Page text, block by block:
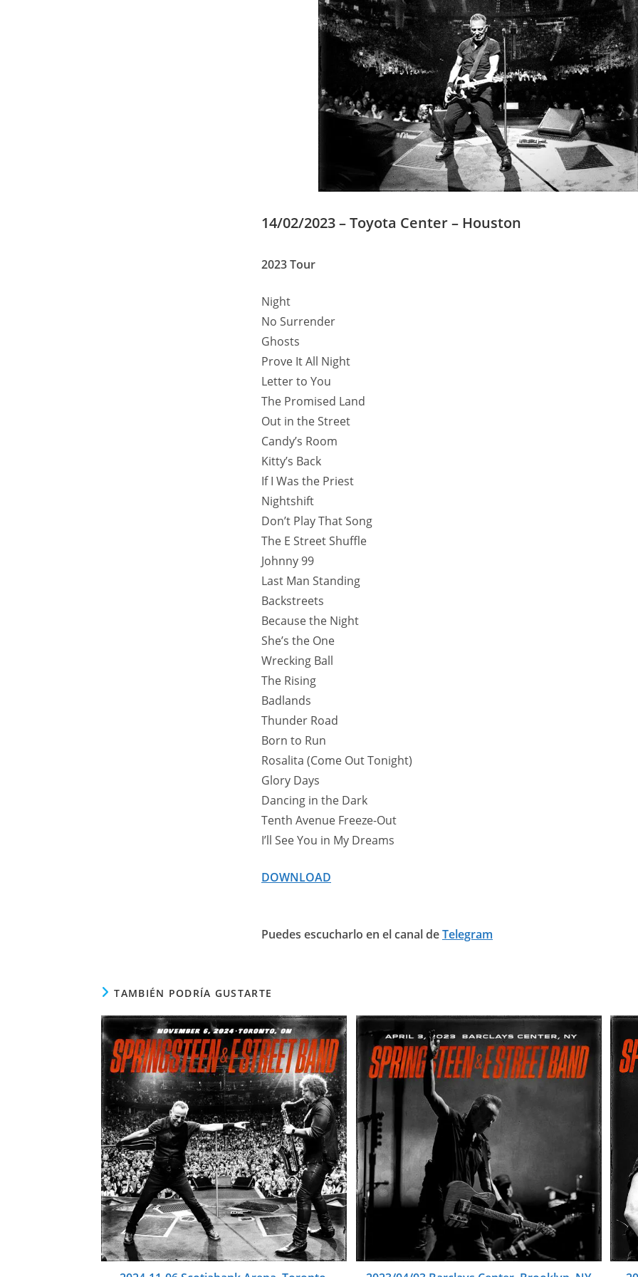
14/02/2023 – Toyota Center – Houston
2023 Tour
Night
No Surrender
Ghosts
Prove It All Night
Letter to You
The Promised Land
Out in the Street
Candy’s Room
Kitty’s Back
If I Was the Priest
Nightshift
Don’t Play That Song
The E Street Shuffle
Johnny 99
Last Man Standing
Backstreets
Because the Night
She’s the One
Wrecking Ball
The Rising
Badlands
Thunder Road
Born to Run
Rosalita (Come Out Tonight)
Glory Days
Dancing in the Dark
Tenth Avenue Freeze-Out
I’ll See You in My Dreams
DOWNLOAD
Puedes escucharlo en el canal deTelegram
TAMBIÉN PODRÍA GUSTARTE